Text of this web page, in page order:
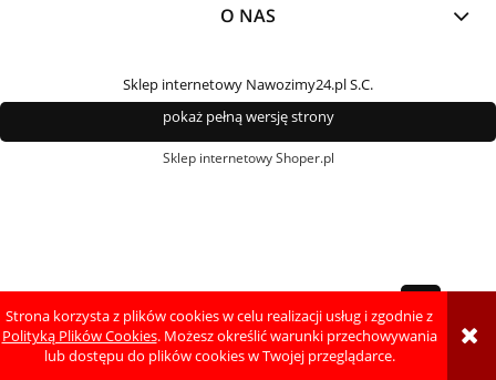
Strona korzysta z plików cookies w celu realizacji usług i zgodnie z
Polityką Plików Cookies. Możesz określić warunki przechowywania
lub dostępu do plików cookies w Twojej przeglądarce.
O NAS
Sklep internetowy Nawozimy24.pl S.C.
pokaż pełną wersję strony
Sklep internetowy Shoper.pl